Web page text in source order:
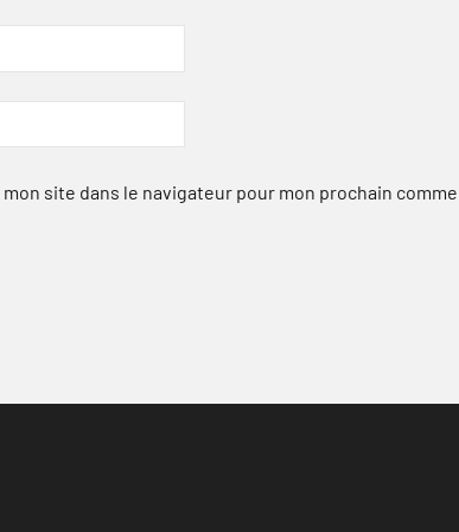
site dans le navigateur pour mon prochain